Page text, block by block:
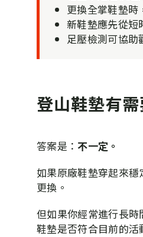
更換全掌鞋墊時
新鞋墊應先從短
足壓檢測可協助
登山鞋墊有需
答案是： 不一定。
如果原廠鞋墊穿起來
更換。
但如果你經常進行長
鞋墊是否符合目前的活